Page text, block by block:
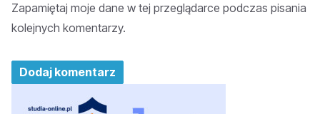
Zapamiętaj moje dane w tej przeglądarce podczas pisania
kolejnych komentarzy.